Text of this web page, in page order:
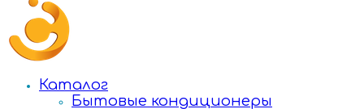
Каталог
Бытовые кондиционеры